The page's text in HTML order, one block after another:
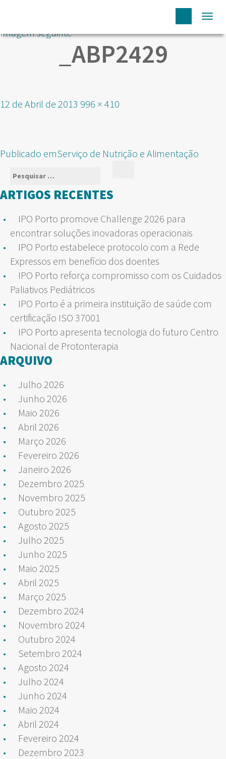
Imagem seguinte
_ABP2429
Publicado
12 de Abril de 2013 Tamanho
996 × 410
NAVEGAÇÃO
ARTIGOS
Publicado emServiço de Nutrição e Alimentação
Pesquisar
por:
ARTIGOS RECENTES
IPO Porto promove Challenge 2026 para
encontrar soluções inovadoras operacionais
IPO Porto estabelece protocolo com a Rede
Expressos em benefício dos doentes
IPO Porto reforça compromisso com os Cuidados
Paliativos Pediátricos
IPO Porto é a primeira instituição de saúde com
certificação ISO 37001
IPO Porto apresenta tecnologia do futuro Centro
Nacional de Protonterapia
ARQUIVO
Julho 2026
Junho 2026
Maio 2026
Abril 2026
Março 2026
Fevereiro 2026
Janeiro 2026
Dezembro 2025
Novembro 2025
Outubro 2025
Agosto 2025
Julho 2025
Junho 2025
Maio 2025
Abril 2025
Março 2025
Dezembro 2024
Novembro 2024
Outubro 2024
Setembro 2024
Agosto 2024
Julho 2024
Junho 2024
Maio 2024
Abril 2024
Fevereiro 2024
Dezembro 2023